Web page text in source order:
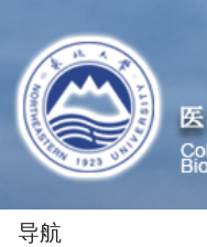
导航